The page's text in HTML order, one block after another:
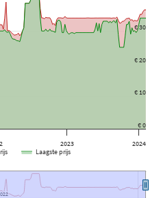
2023 2024
€ 0
€ 10
€ 20
€ 30
Laagste prijs